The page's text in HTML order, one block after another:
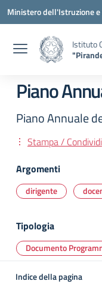
Vai ai contenuti
Vai al menu di navigazione
Vai al footer
Ministero dell'Istruzione
Istituto
Piano
Piano Annuale
Stampa / Condividi
Argomenti
dirigente
Tipologia
Documento
Indice della pagina